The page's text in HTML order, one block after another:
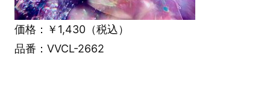
価格：￥1,430（税込）
品番：VVCL-2662